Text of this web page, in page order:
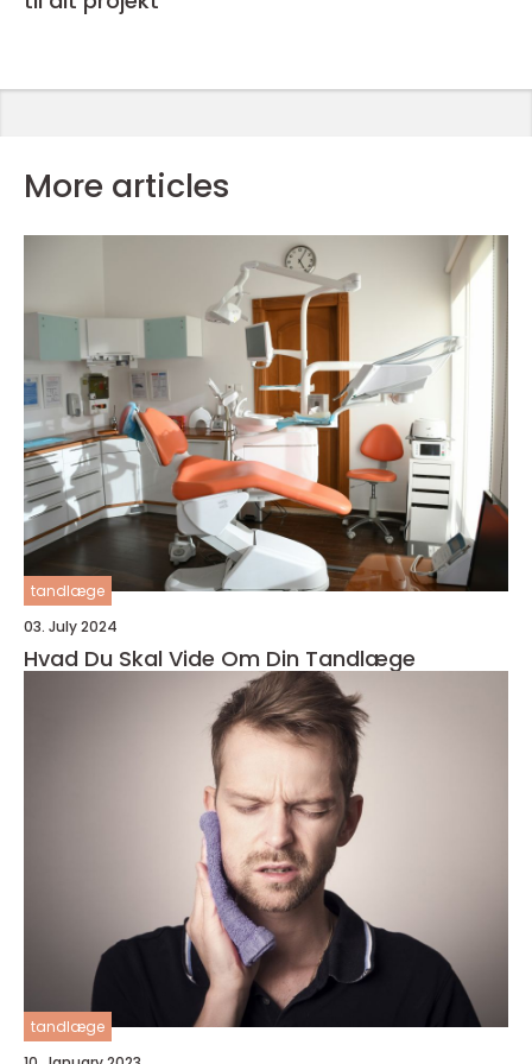
More articles
tandlæge
03. July 2024
Hvad Du Skal Vide Om Din Tandlæge
tandlæge